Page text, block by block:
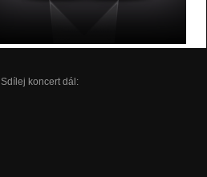
Sdílej koncert dál: